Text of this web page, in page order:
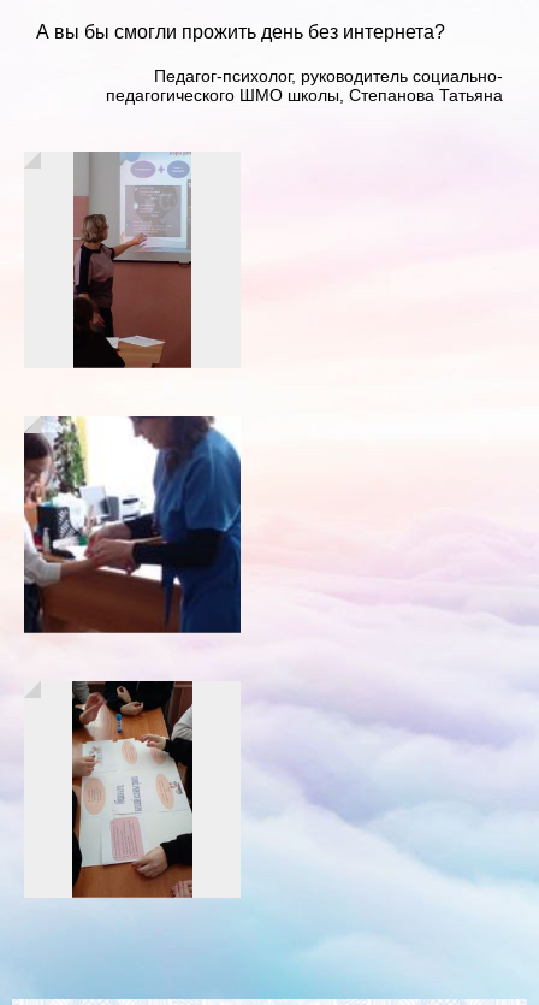
А вы бы смогли прожить день без интернета?
Педагог-психолог, руководитель социально-
педагогического ШМО школы, Степанова Татьяна